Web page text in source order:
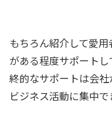
もちろん紹介して愛
がある程度サポート
終的なサポートは会
ビジネス活動に集中で